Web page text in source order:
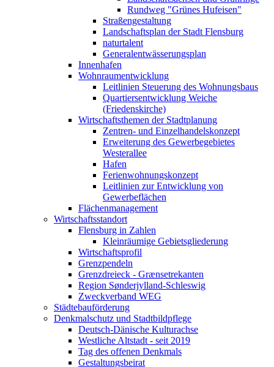
Rundweg "Grünes Hufeisen"
Straßengestaltung
Landschaftsplan der Stadt Flensburg
naturtalent
Generalentwässerungsplan
Innenhafen
Wohnraumentwicklung
Leitlinien Steuerung des Wohnungsbaus
Quartiersentwicklung Weiche
(Friedenskirche)
Wirtschaftsthemen der Stadtplanung
Zentren- und Einzelhandelskonzept
Erweiterung des Gewerbegebietes
Westerallee
Hafen
Ferienwohnungskonzept
Leitlinien zur Entwicklung von
Gewerbeflächen
Flächenmanagement
Wirtschaftsstandort
Flensburg in Zahlen
Kleinräumige Gebietsgliederung
Wirtschaftsprofil
Grenzpendeln
Grenzdreieck - Grænsetrekanten
Region Sønderjylland-Schleswig
Zweckverband WEG
Städtebauförderung
Denkmalschutz und Stadtbildpflege
Deutsch-Dänische Kulturachse
Westliche Altstadt - seit 2019
Tag des offenen Denkmals
Gestaltungsbeirat